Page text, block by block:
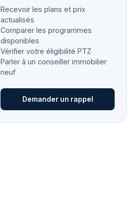
Recevoir les plans et prix
actualisés
Comparer les programmes
disponibles
Vérifier votre éligibilité PTZ
Parler à un conseiller immobilier
neuf
Demander un rappel